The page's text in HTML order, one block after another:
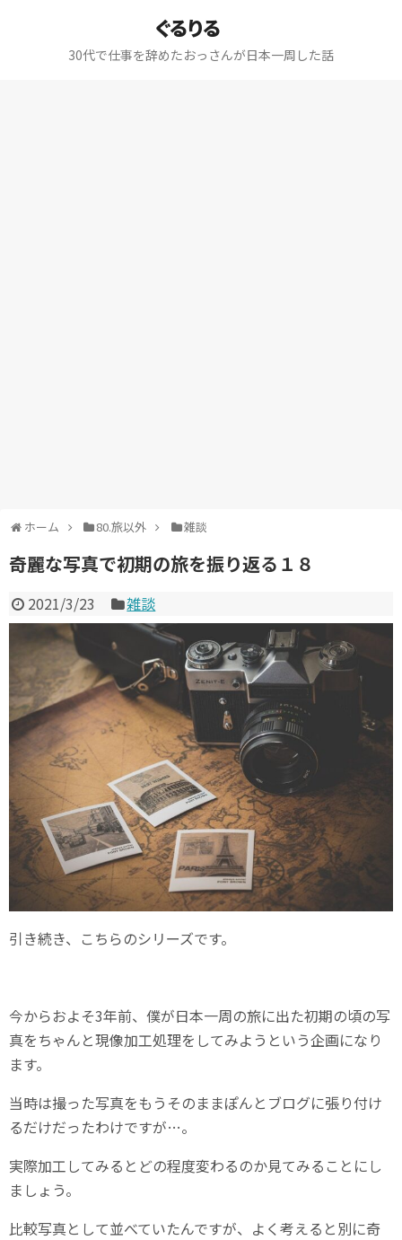
ぐるりる
30代で仕事を辞めたおっさんが日本一周した話
ホーム 80.旅以外 雑談
奇麗な写真で初期の旅を振り返る１８
2021/3/23 雑談
引き続き、こちらのシリーズです。
今からおよそ3年前、僕が日本一周の旅に出た初期の頃の写
真をちゃんと現像加工処理をしてみようという企画になり
ます。
当時は撮った写真をもうそのままぽんとブログに張り付け
るだけだったわけですが…。
実際加工してみるとどの程度変わるのか見てみることにし
ましょう。
比較写真として並べていたんですが、よく考えると別に奇